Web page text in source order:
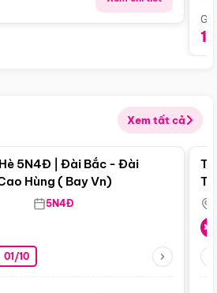
Xem tất cả
Điểm nổi bật
5N4Đ | Đài Bắc - Đài
Hùng ( Bay Vn)
5N4Đ
01/10